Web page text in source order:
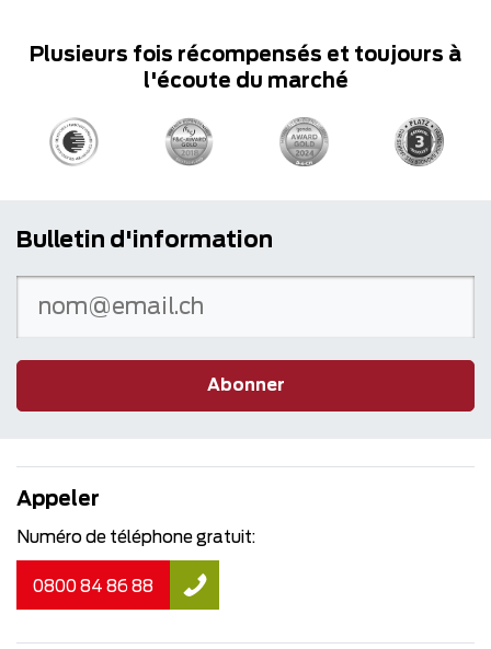
Plusieurs fois récompensés et toujours à
l'écoute du marché
Bulletin d'information
Abonner
Appeler
Numéro de téléphone gratuit:
0800 84 86 88